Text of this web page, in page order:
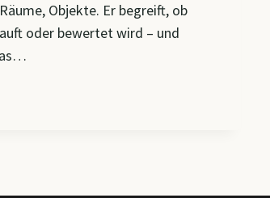
Objekte. Er begreift, ob
oder bewertet wird – und